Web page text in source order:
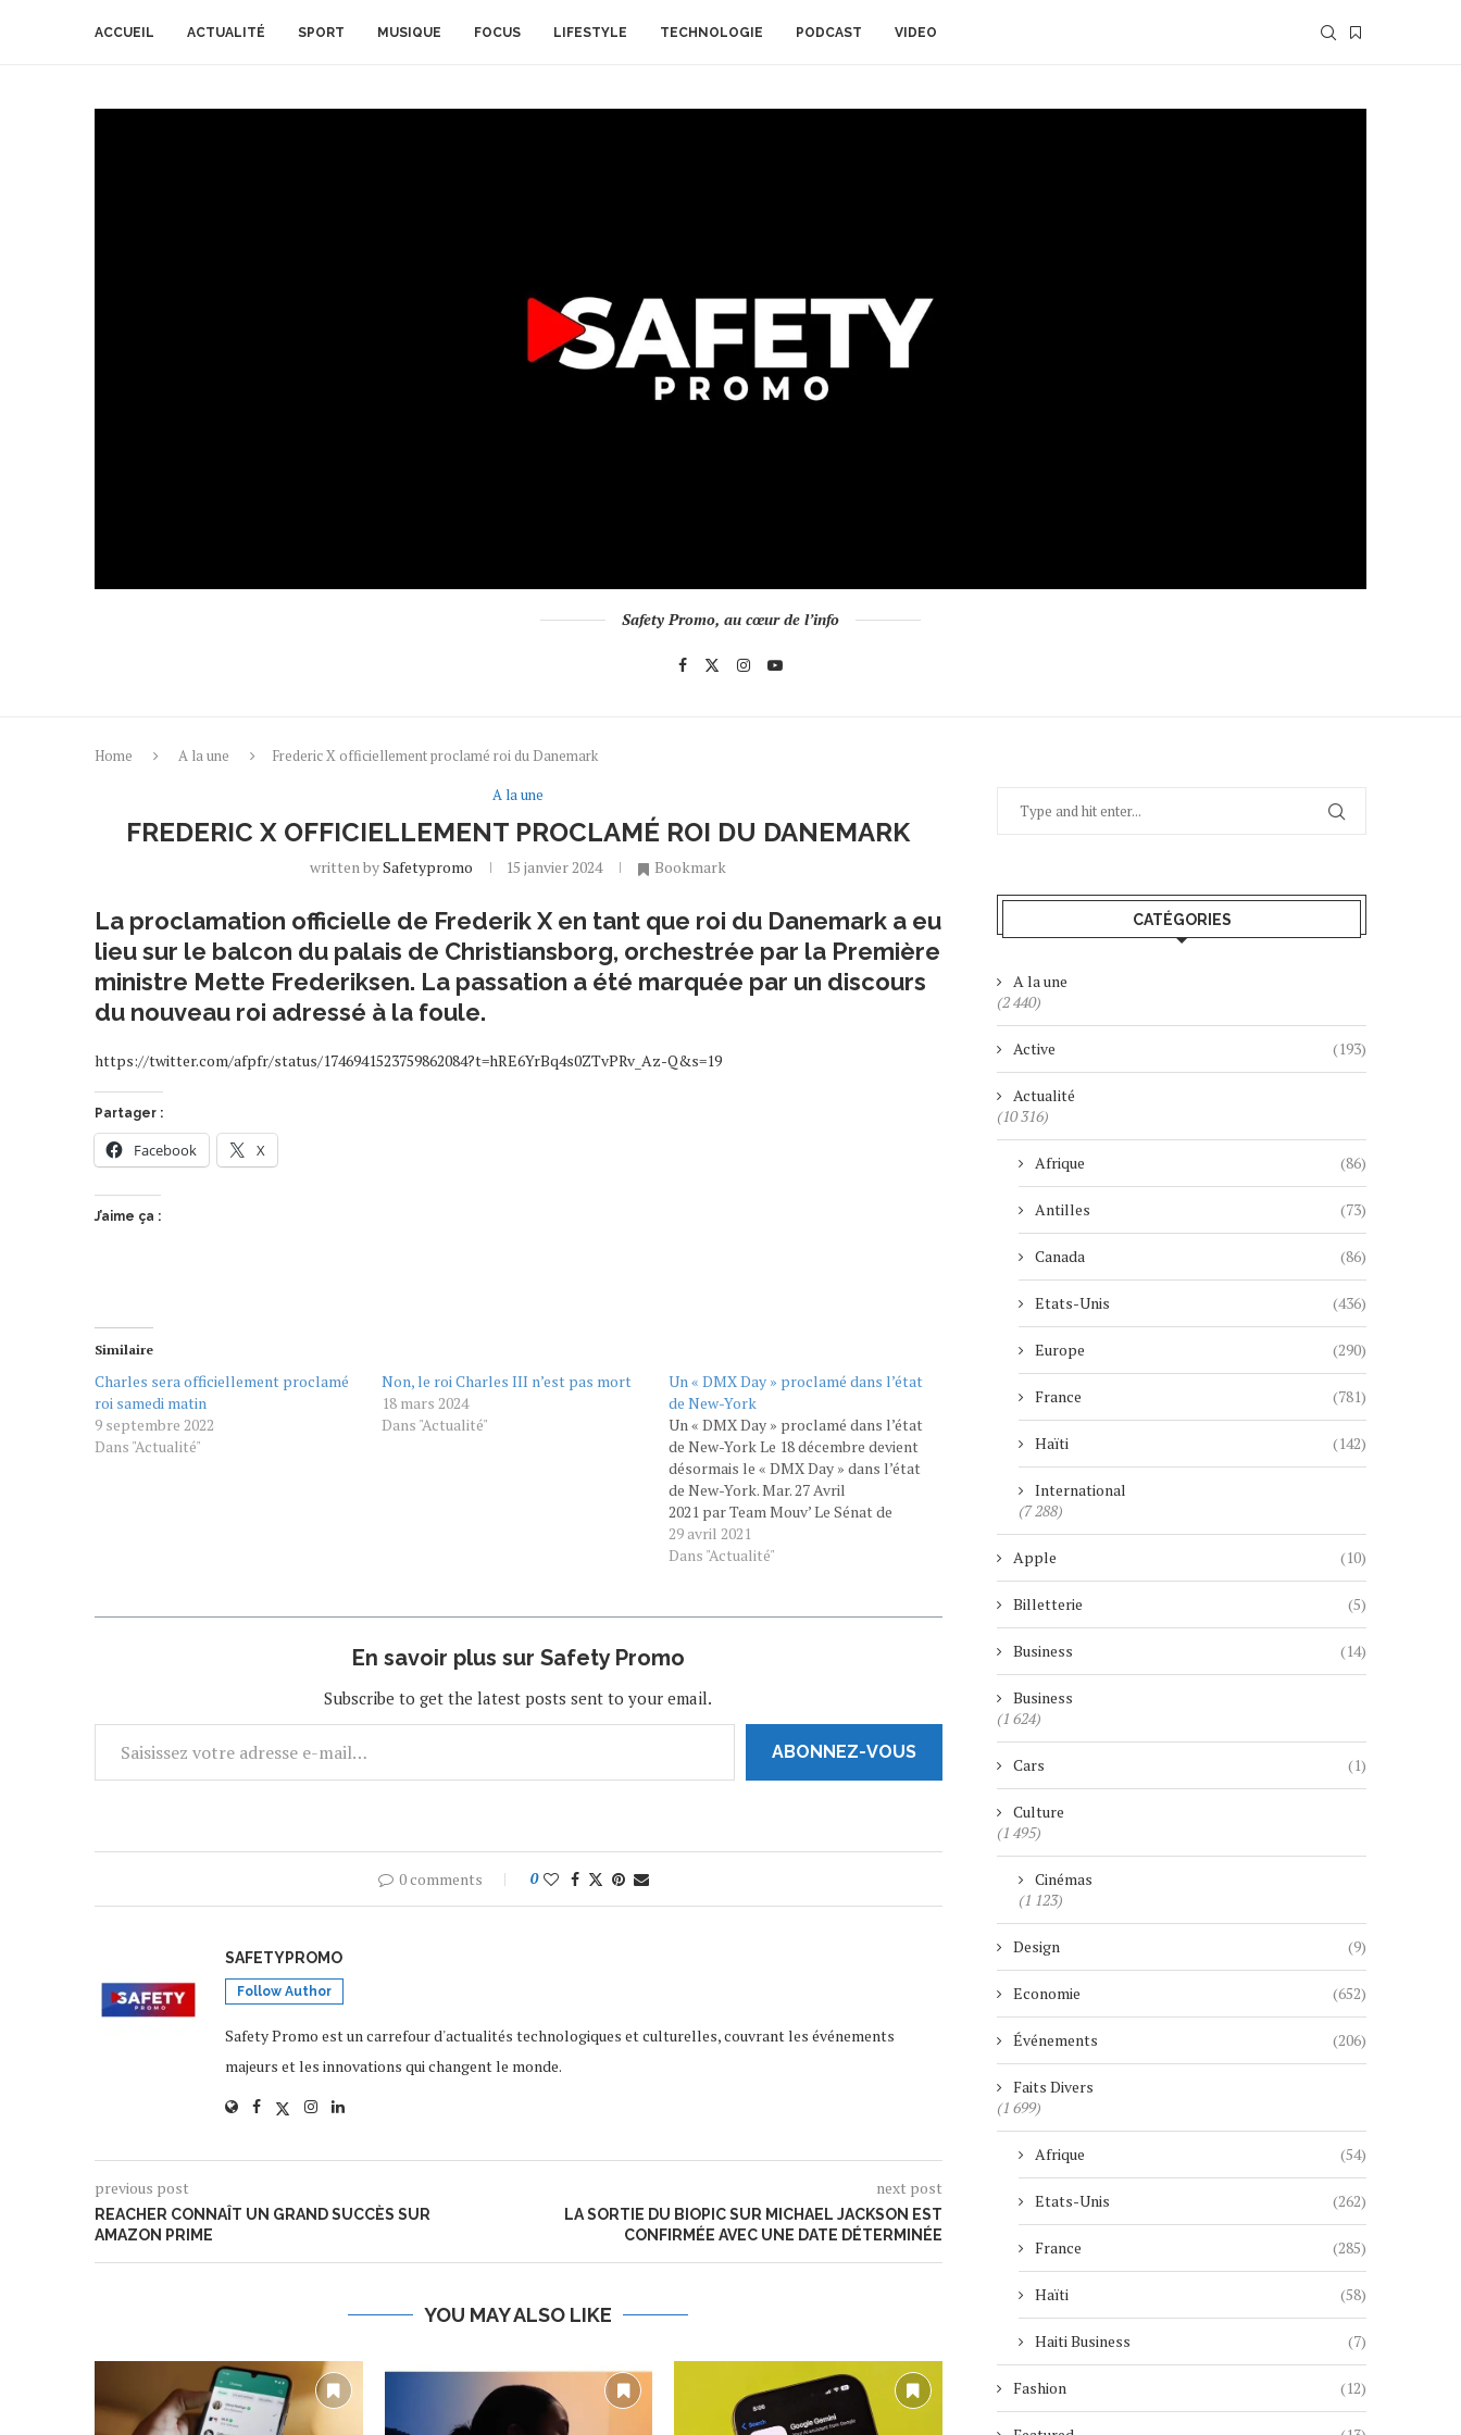
ACCUEIL ACTUALITÉ SPORT MUSIQUE FOCUS LIFESTYLE TECHNOLOGIE PODCAST VIDEO
Safety Promo, au cœur de l’info
Home A la une
Frederic X officiellement proclamé roi du Danemark
A la une
FREDERIC X OFFICIELLEMENT PROCLAMÉ ROI DU DANEMARK
written bySafetypromo 15 janvier 2024 Bookmark
La proclamation officielle de Frederik X en tant que roi du Danemark a eu
lieu sur le balcon du palais de Christiansborg, orchestrée par la Première
ministre Mette Frederiksen. La passation a été marquée par un discours
du nouveau roi adressé à la foule.
https://twitter.com/afpfr/status/1746941523759862084?t=hRE6YrBq4s0ZTvPRv_Az-Q&s=19
Partager :
Facebook X
J’aime ça :
Similaire
Charles sera officiellement proclamé
roi samedi matin
9 septembre 2022
Dans "Actualité"
Non, le roi Charles III n’est pas mort
18 mars 2024
Dans "Actualité"
Un « DMX Day » proclamé dans l’état
de New-York
Un « DMX Day » proclamé dans l’état
de New-York Le 18 décembre devient
désormais le « DMX Day » dans l’état
de New-York. Mar. 27 Avril
2021 par Team Mouv’ Le Sénat de
l’État de New York a officiellement
déclaré le 18 décembre, date
l’honneur du rappeur tragiquement…
29 avril 2021
Dans "Actualité"
En savoir plus sur Safety Promo
Subscribe to get the latest posts sent to your email.
ABONNEZ-VOUS
0 comments 0
SAFETYPROMO
Follow Author
Safety Promo est un carrefour d'actualités technologiques et culturelles, couvrant les événements
majeurs et les innovations qui changent le monde.
previous post
REACHER CONNAÎT UN GRAND SUCCÈS SUR
AMAZON PRIME
next post
LA SORTIE DU BIOPIC SUR MICHAEL JACKSON EST
CONFIRMÉE AVEC UNE DATE DÉTERMINÉE
YOU MAY ALSO LIKE
CATÉGORIES
A la une
(2 440)
Active (193)
Actualité
(10 316)
Afrique (86)
Antilles (73)
Canada (86)
Etats-Unis (436)
Europe (290)
France (781)
Haïti (142)
International
(7 288)
Apple (10)
Billetterie (5)
Business (14)
Business
(1 624)
Cars (1)
Culture
(1 495)
Cinémas
(1 123)
Design (9)
Economie (652)
Événements (206)
Faits Divers
(1 699)
Afrique (54)
Etats-Unis (262)
France (285)
Haïti (58)
Haiti Business (7)
Fashion (12)